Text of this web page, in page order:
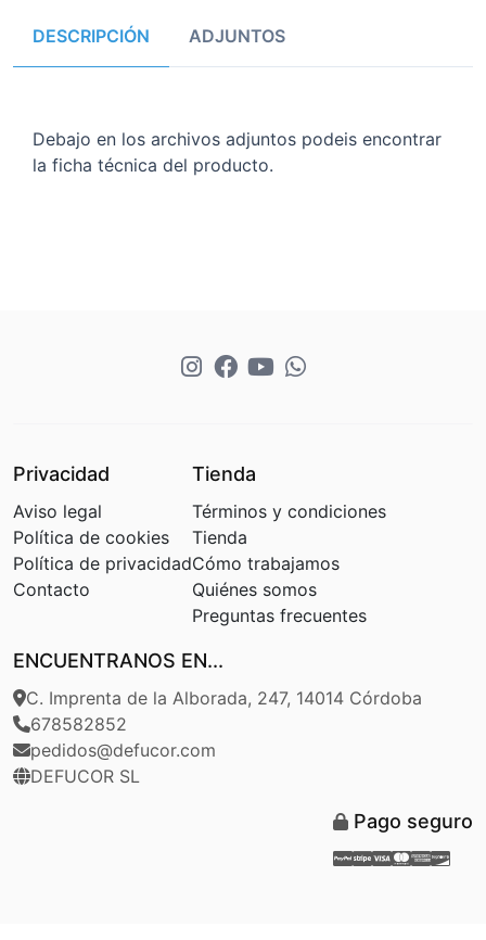
DESCRIPCIÓN ADJUNTOS
Debajo en los archivos adjuntos podeis encontrar
la ficha técnica del producto.
Privacidad
Aviso legal
Política de cookies
Política de privacidad
Contacto
Tienda
Términos y condiciones
Tienda
Cómo trabajamos
Quiénes somos
Preguntas frecuentes
ENCUENTRANOS EN...
C. Imprenta de la Alborada, 247, 14014 Córdoba
678582852
pedidos@defucor.com
DEFUCOR SL
Pago seguro
Paypal
Stripe
Visa